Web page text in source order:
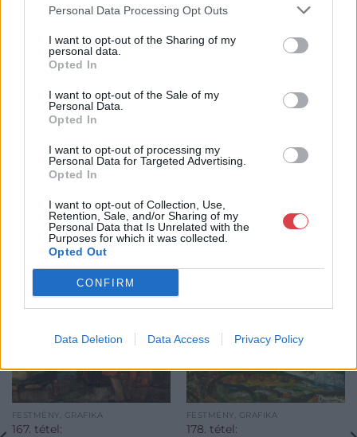
Personal Data Processing Opt Outs
I want to opt-out of the Sharing of my
personal data.
Opted In
I want to opt-out of the Sale of my
Personal Data.
Opted In
I want to opt-out of processing my
Personal Data for Targeted Advertising.
Opted In
I want to opt-out of Collection, Use,
Retention, Sale, and/or Sharing of my
Personal Data that Is Unrelated with the
Purposes for which it was collected.
Opted Out
CONFIRM
Data Deletion Data Access Privacy Policy
Bemutatkozás: Kiemelkedő kvalitású 19. és 20. századi magyar
aukcionálása. Exkluzív aukciók évente 3 alkalommal.
KAPCSOLÓDÓ MŰTÁRGYAK
FESTMÉNY, GRAFIKA
167. tétel:
FESTMÉNY, GRAFIKA
178. tétel: